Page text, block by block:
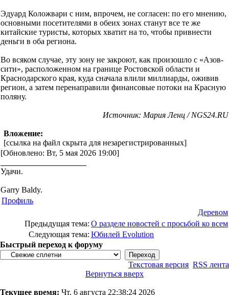
Эдуард Коложвари с ним, впрочем, не согласен: по его мнению,
основными посетителями в обеих зонах станут все те же
китайские туристы, которых хватит на то, чтобы привнести
деньги в оба региона.
Во всяком случае, эту зону не закроют, как произошло с «Азов-
сити», расположенном на границе Ростовской области и
Краснодарского края, куда сначала влили миллиарды, оживив
регион, а затем перенаправили финансовые потоки на Красную
поляну.
Источник: Мария Ленц / NGS24.RU
Вложение:
[ссылка на файл скрыта для незарегистрированных]
[Обновлено: Вт, 5 мая 2026 19:00]
Удачи.
Garry Baldy.
Профиль
Деревом
Предыдущая тема: О разделе новостей с просьбой ко всем
Следующая тема: Юбилей Evolution
Быстрый переход к форуму
Текстовая версия RSS лента
Вернуться вверх
Текущее время: Чт, 6 августа 22:38:24 2026